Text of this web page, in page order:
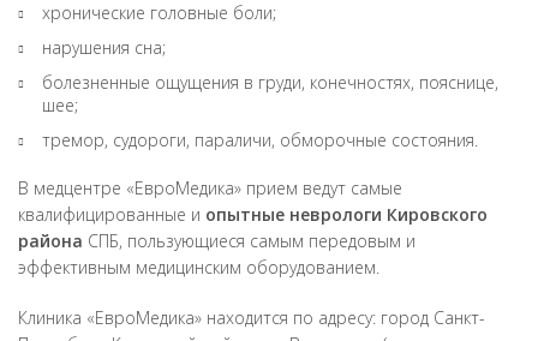
хронические головные боли;
нарушения сна;
болезненные ощущения в груди, конечностях, пояснице,
шее;
тремор, судороги, параличи, обморочные состояния.
В медцентре «ЕвроМедика» прием ведут самые
квалифицированные и опытные неврологи Кировского
района СПБ, пользующиеся самым передовым и
эффективным медицинским оборудованием.
Клиника «ЕвроМедика» находится по адресу: город Санкт-